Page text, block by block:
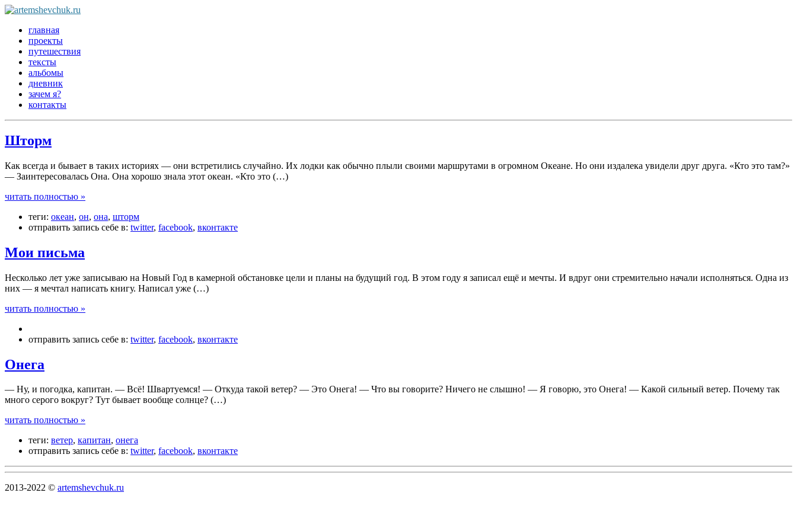
главная
проекты
путешествия
тексты
альбомы
дневник
зачем я?
контакты
Шторм
Как всегда и бывает в таких историях — они встретились случайно. Их лодки как обычно плыли своими маршрутами в огромном Океане. Но они издалека увидели друг друга. «Кто это там?»
— Заинтересовалась Она. Она хорошо знала этот океан. «Кто это (…)
читать полностью »
теги: океан, он, она, шторм
отправить запись себе в: twitter, facebook, вконтакте
Мои письма
Несколько лет уже записываю на Новый Год в камерной обстановке цели и планы на будущий год. В этом году я записал ещё и мечты. И вдруг они стремительно начали исполняться. Одна из
них — я мечтал написать книгу. Написал уже (…)
читать полностью »
отправить запись себе в: twitter, facebook, вконтакте
Онега
— Ну, и погодка, капитан. — Всё! Швартуемся! — Откуда такой ветер? — Это Онега! — Что вы говорите? Ничего не слышно! — Я говорю, это Онега! — Какой сильный ветер. Почему так
много серого вокруг? Тут бывает вообще солнце? (…)
читать полностью »
теги: ветер, капитан, онега
отправить запись себе в: twitter, facebook, вконтакте
2013-2022 © artemshevchuk.ru